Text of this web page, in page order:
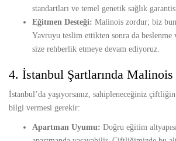
standartları ve temel genetik sağlık
Eğitmen Desteği: Malinois zordur; biz
Yavruyu teslim ettikten sonra da beslenme
size rehberlik etmeye devam ediyoruz.
4. İstanbul Şartlarında
İstanbul’da yaşıyorsanız, sahipleneceğiniz
bilgi vermesi gerekir:
Apartman Uyumu: Doğru eğitim